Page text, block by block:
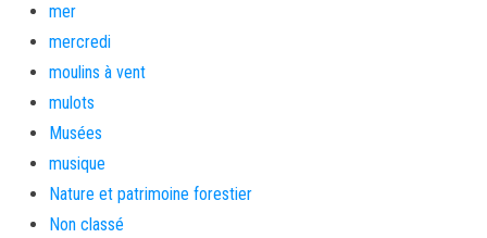
mer
mercredi
moulins à vent
mulots
Musées
musique
Nature et patrimoine forestier
Non classé